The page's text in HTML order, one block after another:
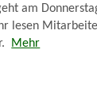
am
lesen
Mehr